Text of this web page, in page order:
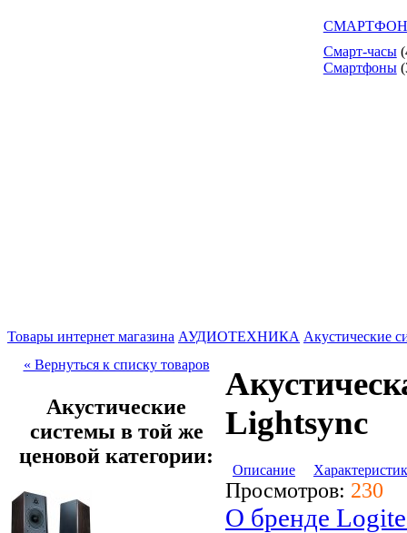
Смарт-часы
Смартфоны
Товары интернет магазина АУДИОТЕХНИКА Акустические
« Вернуться к списку товаров
Акустические
системы в той же
ценовой категории:
Lightsync
Описание
Просмотров: 230
О бренде